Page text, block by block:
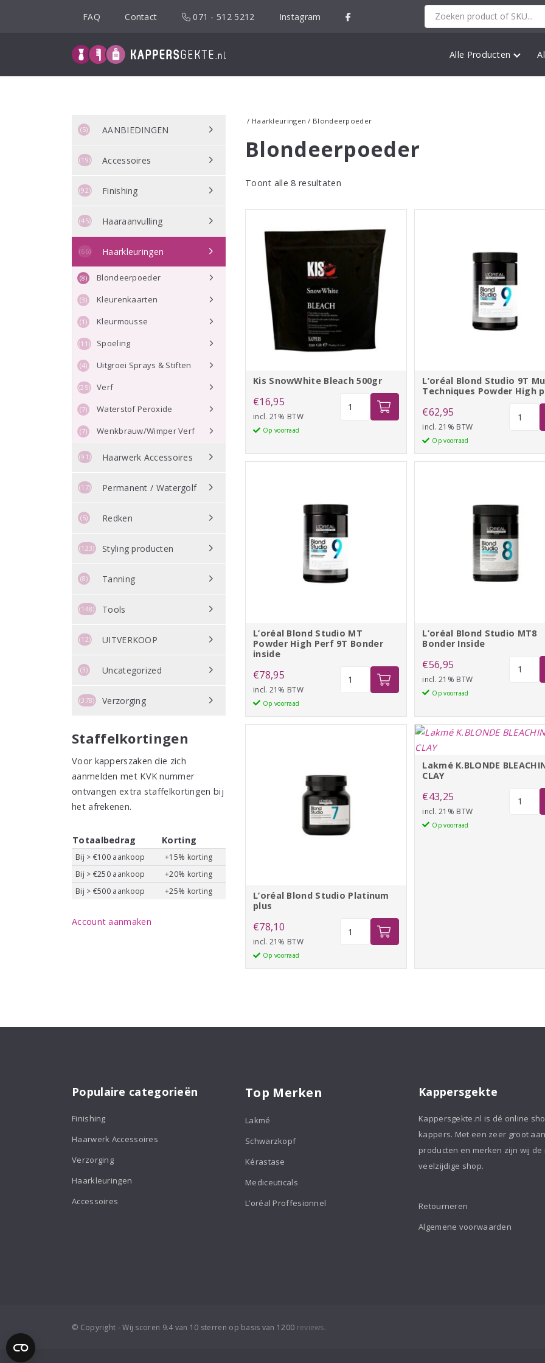
FAQ Contact 071 - 512 5212 Instagram
Alle Producten
/ Haarkleuringen / Blondeerpoeder
Blondeerpoeder
Toont alle 8 resultaten
Kis SnowWhite Bleach 500gr
€16,95
incl. 21% BTW
Op voorraad
SnowWhite
aantal
L’oréal Blond Studio 9T
Techniques Powder High
€62,95
incl. 21% BTW
Op voorraad
9T
Powder
High
perf
aantal
L’oréal Blond Studio MT
Powder High Perf 9T Bonder
inside
€78,95
incl. 21% BTW
Op voorraad
MT
9T
Bonder
inside
aantal
L’oréal Blond Studio MT8
Bonder Inside
€56,95
incl. 21% BTW
Op voorraad
Bonder
Inside
L’oréal Blond Studio Platinum
plus
€78,10
incl. 21% BTW
Op voorraad
Platinum
Lakmé K.BLONDE
CLAY
€43,25
incl. 21% BTW
Op voorraad
AANBIEDINGEN
(5)
Accessoires
(19)
Finishing
(92)
Haaraanvulling
(45)
Haarkleuringen
(66)
Blondeerpoeder
(8)
Kleurenkaarten
(3)
Kleurmousse
(1)
Spoeling
(11)
Uitgroei Sprays & Stiften
(4)
Verf
(25)
Waterstof Peroxide
(7)
Wenkbrauw/Wimper Verf
(7)
Haarwerk Accessoires
(91)
Permanent / Watergolf
(17)
Redken
(5)
Styling producten
(123)
Tanning
(8)
Tools
(148)
UITVERKOOP
(12)
Uncategorized
(3)
Verzorging
(378)
Staffelkortingen
Voor kapperszaken die zich
aanmelden met KVK nummer
ontvangen extra staffelkortingen bij
het afrekenen.
Totaalbedrag Korting
Bij > €100 aankoop
+15% korting
Bij > €250 aankoop
+20% korting
Bij > €500 aankoop
+25% korting
Account aanmaken
Populaire categorieën
Finishing
Haarwerk Accessoires
Verzorging
Haarkleuringen
Accessoires
Top Merken
Lakmé
Schwarzkopf
Kérastase
Mediceuticals
L’oréal Proffesionnel
Kappersgekte
Kappersgekte.nl is dé online
kappers. Met een zeer groot
producten en merken zijn wij de
veelzijdige shop.
Retourneren
Algemene voorwaarden
© Copyright - Wij scoren 9.4 van 10 sterren op basis van 1200 reviews.